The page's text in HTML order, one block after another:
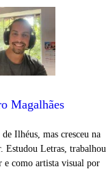
Magalhães
Ilhéus, mas cresceu na
Estudou Letras, trabalhou
e como artista visual por